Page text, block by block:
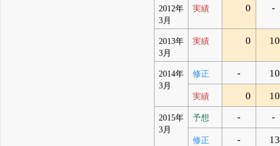
2012年
3月
実績 0 -
2013年
3月
実績 0
2014年
3月
修正 -
実績 0
2015年
3月
予想 - -
修正 -